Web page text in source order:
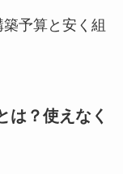
予算と安く組
は？使えなく